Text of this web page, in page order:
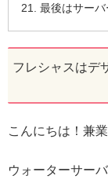
最後はサー
フレシャスはデ
こんにちは！兼
ウォーターサー